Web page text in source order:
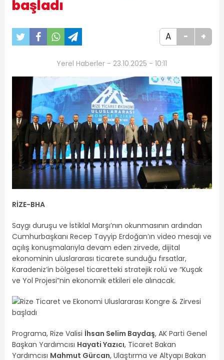
başladı
A - +
Yerel Haberler - 23.10.2025 - 10:11
RİZE-BHA
Saygı duruşu ve İstiklal Marşı’nın okunmasının ardından
Cumhurbaşkanı Recep Tayyip Erdoğan’ın video mesajı ve
açılış konuşmalarıyla devam eden zirvede, dijital
ekonominin uluslararası ticarete sunduğu fırsatlar,
Karadeniz’in bölgesel ticaretteki stratejik rolü ve “Kuşak
ve Yol Projesi”nin ekonomik etkileri ele alınacak.
Programa, Rize Valisi İhsan Selim Baydaş, AK Parti Genel
Başkan Yardımcısı Hayati Yazıcı, Ticaret Bakan
Yardımcısı Mahmut Gürcan, Ulaştırma ve Altyapı Bakan